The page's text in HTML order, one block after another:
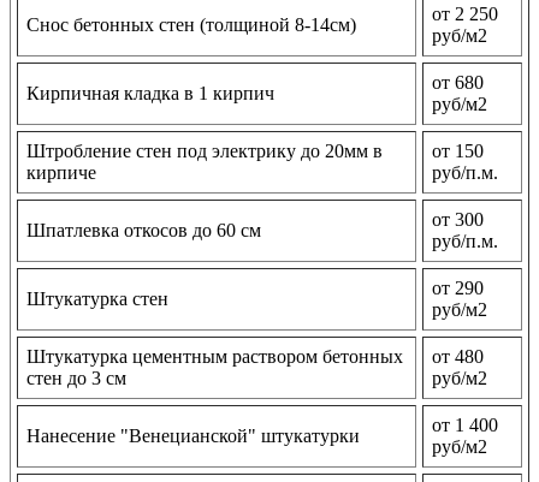
Снос бетонных стен (толщиной 8-14см)
от 2 250
руб/м2
Кирпичная кладка в 1 кирпич
от 680
руб/м2
Штробление стен под электрику до 20мм в
кирпиче
от 150
руб/п.м.
Шпатлевка откосов до 60 см
от 300
руб/п.м.
Штукатурка стен
от 290
руб/м2
Штукатурка цементным раствором бетонных
стен до 3 см
от 480
руб/м2
Нанесение "Венецианской" штукатурки
от 1 400
руб/м2